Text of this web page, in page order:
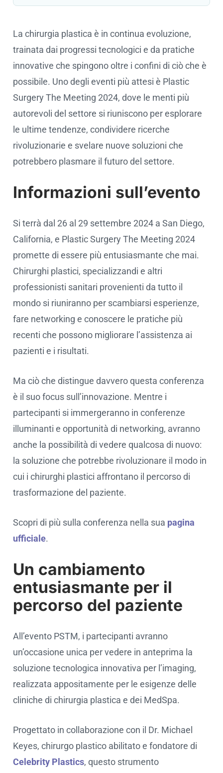
La chirurgia plastica è in continua evoluzione,
trainata dai progressi tecnologici e da pratiche
innovative che spingono oltre i confini di ciò che è
possibile. Uno degli eventi più attesi è Plastic
Surgery The Meeting 2024, dove le menti più
autorevoli del settore si riuniscono per esplorare
le ultime tendenze, condividere ricerche
rivoluzionarie e svelare nuove soluzioni che
potrebbero plasmare il futuro del settore.
Informazioni sull’evento
Si terrà dal 26 al 29 settembre 2024 a San Diego,
California, e Plastic Surgery The Meeting 2024
promette di essere più entusiasmante che mai.
Chirurghi plastici, specializzandi e altri
professionisti sanitari provenienti da tutto il
mondo si riuniranno per scambiarsi esperienze,
fare networking e conoscere le pratiche più
recenti che possono migliorare l’assistenza ai
pazienti e i risultati.
Ma ciò che distingue davvero questa conferenza
è il suo focus sull’innovazione. Mentre i
partecipanti si immergeranno in conferenze
illuminanti e opportunità di networking, avranno
anche la possibilità di vedere qualcosa di nuovo:
la soluzione che potrebbe rivoluzionare il modo in
cui i chirurghi plastici affrontano il percorso di
trasformazione del paziente.
Scopri di più sulla conferenza nella sua pagina
ufficiale.
Un cambiamento
entusiasmante per il
percorso del paziente
All’evento PSTM, i partecipanti avranno
un’occasione unica per vedere in anteprima la
soluzione tecnologica innovativa per l’imaging,
realizzata appositamente per le esigenze delle
cliniche di chirurgia plastica e dei MedSpa.
Progettato in collaborazione con il Dr. Michael
Keyes, chirurgo plastico abilitato e fondatore di
Celebrity Plastics, questo strumento